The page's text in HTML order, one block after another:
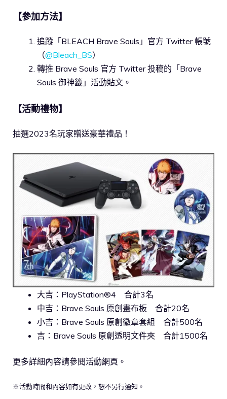
【參加方法】
追蹤「BLEACH Brave Souls」官方 Twitter 帳號
（@Bleach_BS）
轉推 Brave Souls 官方 Twitter 投稿的「Brave
Souls 御神籤」活動貼文。
【活動禮物】
抽選2023名玩家贈送豪華禮品！
大吉：PlayStation®4 合計3名
中吉：Brave Souls 原創畫布板 合計20名
小吉：Brave Souls 原創徽章套組 合計500名
吉：Brave Souls 原創透明文件夾 合計1500名
更多詳細內容請參閱活動網頁。
※活動時間和內容如有更改，恕不另行通知。